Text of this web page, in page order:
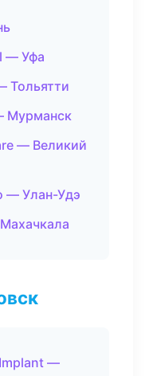
— Уфа
Тольятти
Мурманск
— Великий
— Улан-Удэ
—